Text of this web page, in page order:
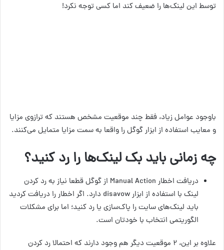
توسط این لینک‌ها را ضعیف کند اما کسی توجه نکرد!
باوجود عوامل زیاد، فقط چند موقعیت مشخص هستند که ترازوی مزایا
و معایب استفاده از ابزار گوگل را واقعا به سمت مزایا متمایل می‌کنند.
چه زمانی باید بک لینک‌ها را رد کنید؟
دریافت اخطار Manual Action از گوگل قطعا نیاز به رد کردن
لینک با استفاده از ابزار disavow دارد. اگر اخطار را دریافت کردید
باید لینک‌های سایت را پاک‌سازی یا رد کنید؛ اما برای مشکلات
الگوریتمی انتخاب با خودتان است.
علاوه بر این، ۲ موقعیت دیگر هم وجود دارند که احتمالا رد کردن